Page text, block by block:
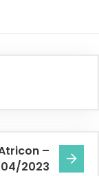
–
04/2023